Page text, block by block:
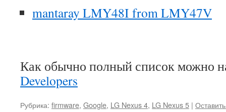
mantaray LMY48I from LMY47V
Как обычно полный список можно
Developers
Рубрика: firmware, Google, LG Nexus 4, LG Nexus 5 |